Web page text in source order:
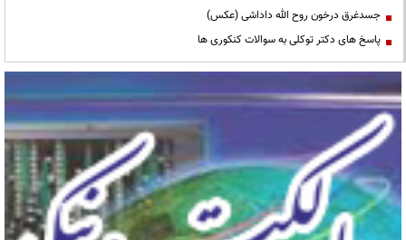
جسدغرق درخون روح الله داداشی (عکس)
پاسخ های دکتر توکلی به سوالات کنکوری ها